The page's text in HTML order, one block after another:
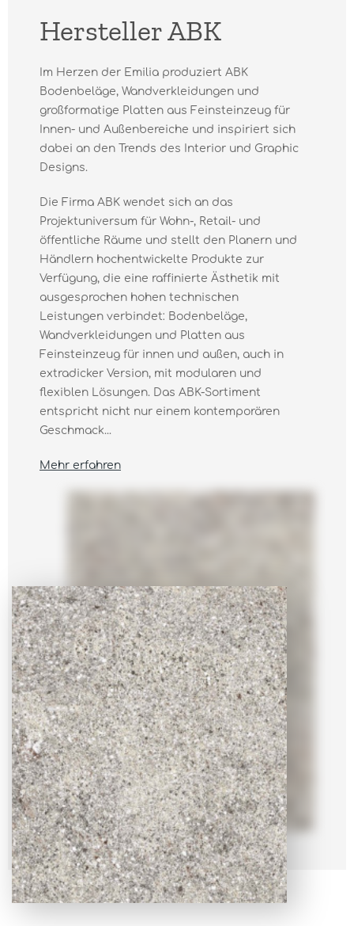
Hersteller ABK
Im Herzen der Emilia produziert ABK
Bodenbeläge, Wandverkleidungen und
großformatige Platten aus Feinsteinzeug für
Innen- und Außenbereiche und inspiriert sich
dabei an den Trends des Interior und Graphic
Designs.
Die Firma ABK wendet sich an das
Projektuniversum für Wohn-, Retail- und
öffentliche Räume und stellt den Planern und
Händlern hochentwickelte Produkte zur
Verfügung, die eine raffinierte Ästhetik mit
ausgesprochen hohen technischen
Leistungen verbindet: Bodenbeläge,
Wandverkleidungen und Platten aus
Feinsteinzeug für innen und außen, auch in
extradicker Version, mit modularen und
flexiblen Lösungen. Das ABK-Sortiment
entspricht nicht nur einem kontemporären
Geschmack...
Mehr erfahren